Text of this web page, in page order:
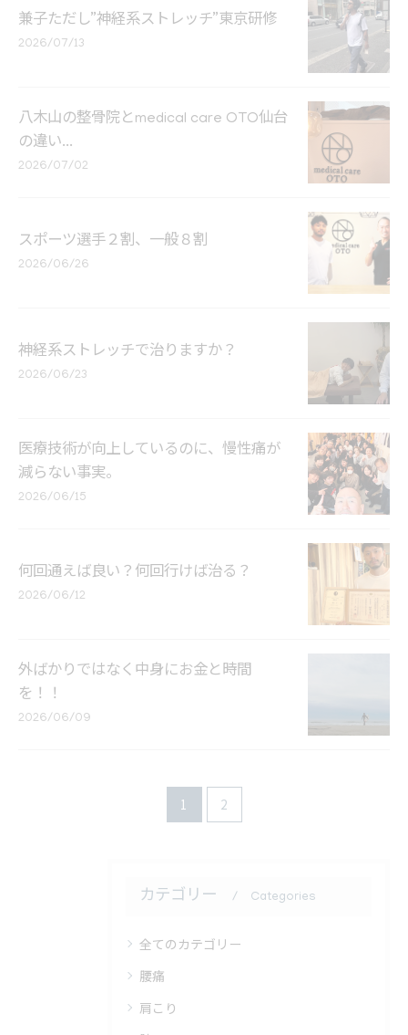
兼子ただし”神経系ストレッチ”東京研修
2026/07/13
八木山の整骨院とmedical care OTO仙台
の違い...
2026/07/02
スポーツ選手２割、一般８割
2026/06/26
神経系ストレッチで治りますか？
2026/06/23
医療技術が向上しているのに、慢性痛が
減らない事実。
2026/06/15
何回通えば良い？何回行けば治る？
2026/06/12
外ばかりではなく中身にお金と時間
を！！
2026/06/09
1 2
カテゴリー Categories
全てのカテゴリー
腰痛
肩こり